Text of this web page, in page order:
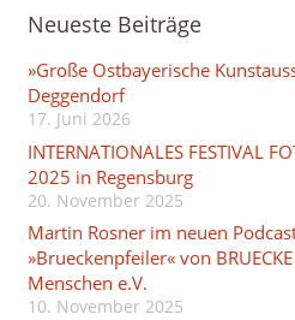
Neueste Beiträge
»Große Ostbayerische
Deggendorf
17. Juni 2026
INTERNATIONALES FESTIVAL
2025 in Regensburg
20. November 2025
Martin Rosner im neuen
»Brueckenpfeiler« von
Menschen e.V.
10. November 2025